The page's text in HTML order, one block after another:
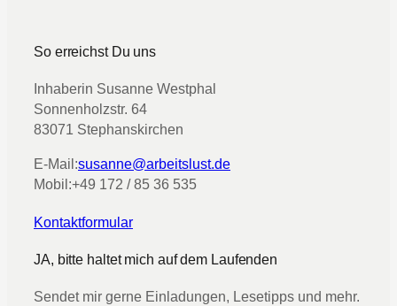
So erreichst Du uns
Inhaberin Susanne Westphal
Sonnenholzstr. 64
83071 Stephanskirchen
E-Mail:susanne@arbeitslust.de
Mobil:+49 172 / 85 36 535
Kontaktformular
JA, bitte haltet mich auf dem Laufenden
Sendet mir gerne Einladungen, Lesetipps und mehr.